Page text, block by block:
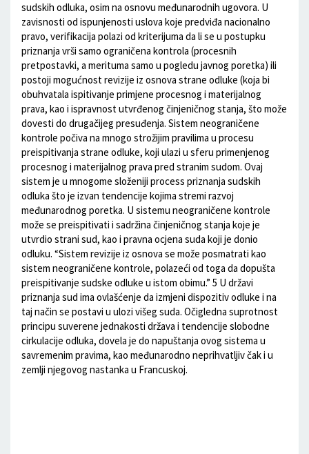
sudskih odluka, osim na osnovu međunarodnih ugovora. U
zavisnosti od ispunjenosti uslova koje predviđa nacionalno
pravo, verifikacija polazi od kriterijuma da li se u postupku
priznanja vrši samo ograničena kontrola (procesnih
pretpostavki, a merituma samo u pogledu javnog poretka) ili
postoji mogućnost revizije iz osnova strane odluke (koja bi
obuhvatala ispitivanje primjene procesnog i materijalnog
prava, kao i ispravnost utvrđenog činjeničnog stanja, što može
dovesti do drugačijeg presuđenja. Sistem neograničene
kontrole počiva na mnogo strožijim pravilima u procesu
preispitivanja strane odluke, koji ulazi u sferu primenjenog
procesnog i materijalnog prava pred stranim sudom. Ovaj
sistem je u mnogome složeniji process priznanja sudskih
odluka što je izvan tendencije kojima stremi razvoj
međunarodnog poretka. U sistemu neograničene kontrole
može se preispitivati i sadržina činjeničnog stanja koje je
utvrdio strani sud, kao i pravna ocjena suda koji je donio
odluku. “Sistem revizije iz osnova se može posmatrati kao
sistem neograničene kontrole, polazeći od toga da dopušta
preispitivanje sudske odluke u istom obimu.” 5 U državi
priznanja sud ima ovlašćenje da izmjeni dispozitiv odluke i na
taj način se postavi u ulozi višeg suda. Očigledna suprotnost
principu suverene jednakosti država i tendencije slobodne
cirkulacije odluka, dovela je do napuštanja ovog sistema u
savremenim pravima, kao međunarodno neprihvatljiv čak i u
zemlji njegovog nastanka u Francuskoj.